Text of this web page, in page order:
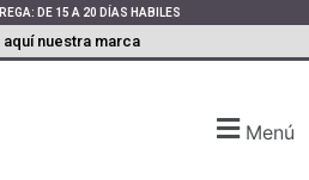
DE 15 A 20 DÍAS HABILES
nuestra marca
Menú